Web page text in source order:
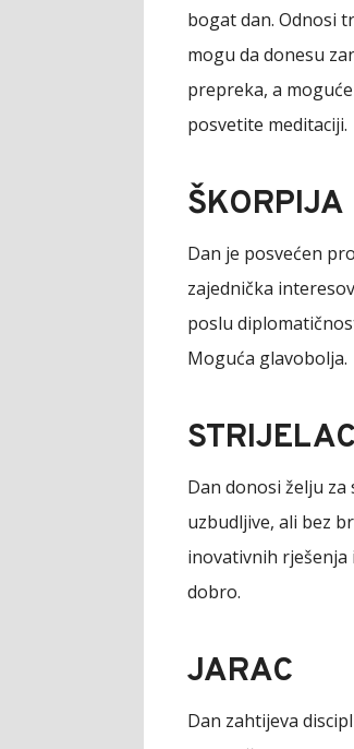
bogat dan. Odnosi
mogu da donesu
prepreka, a
posvetite meditaciji.
ŠKORPIJA
Dan je posvećen
zajednička
poslu
Moguća glavobolja.
STRIJELAC
Dan donosi želju
uzbudljive, ali bez
inovativnih rješenja
dobro.
JARAC
Dan zahtijeva